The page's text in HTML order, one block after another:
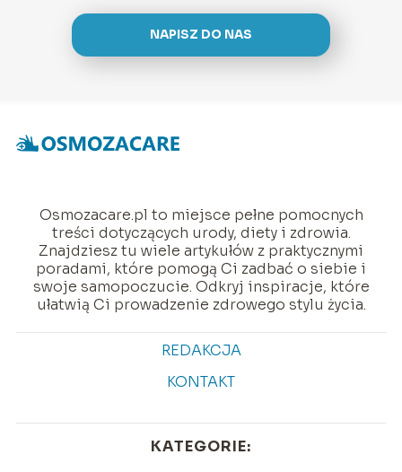
NAPISZ DO NAS
Osmozacare.pl to miejsce pełne pomocnych
treści dotyczących urody, diety i zdrowia.
Znajdziesz tu wiele artykułów z praktycznymi
poradami, które pomogą Ci zadbać o siebie i
swoje samopoczucie. Odkryj inspiracje, które
ułatwią Ci prowadzenie zdrowego stylu życia.
REDAKCJA
KONTAKT
KATEGORIE: